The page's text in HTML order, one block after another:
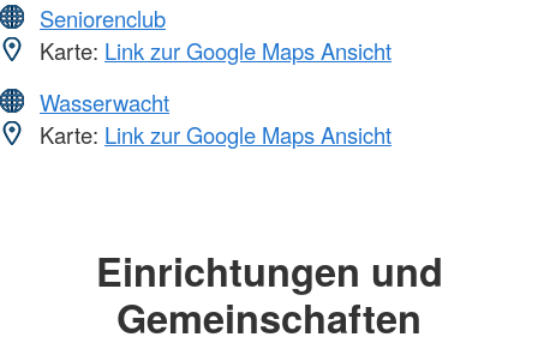
Seniorenclub
Karte: Link zur Google Maps Ansicht
Wasserwacht
Karte: Link zur Google Maps Ansicht
Einrichtungen und
Gemeinschaften